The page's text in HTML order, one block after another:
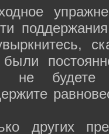
не будете
других